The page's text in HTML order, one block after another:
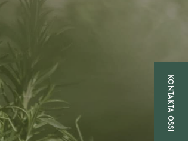
KONTAKTA OSS!